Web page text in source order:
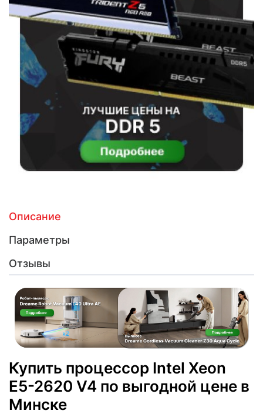
Описание
Параметры
Отзывы
Купить процессор Intel Xeon
E5-2620 V4 по выгодной цене в
Минске